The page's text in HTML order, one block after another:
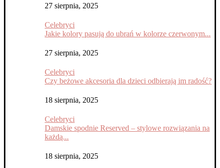
27 sierpnia, 2025
Celebryci
Jakie kolory pasują do ubrań w kolorze czerwonym...
27 sierpnia, 2025
Celebryci
Czy beżowe akcesoria dla dzieci odbierają im radość?
18 sierpnia, 2025
Celebryci
Damskie spodnie Reserved – stylowe rozwiązania na
każdą...
18 sierpnia, 2025